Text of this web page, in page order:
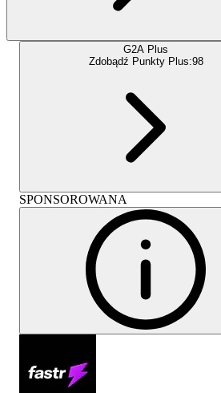
G2A Plus
Zdobądź Punkty Plus:98
SPONSOROWANA